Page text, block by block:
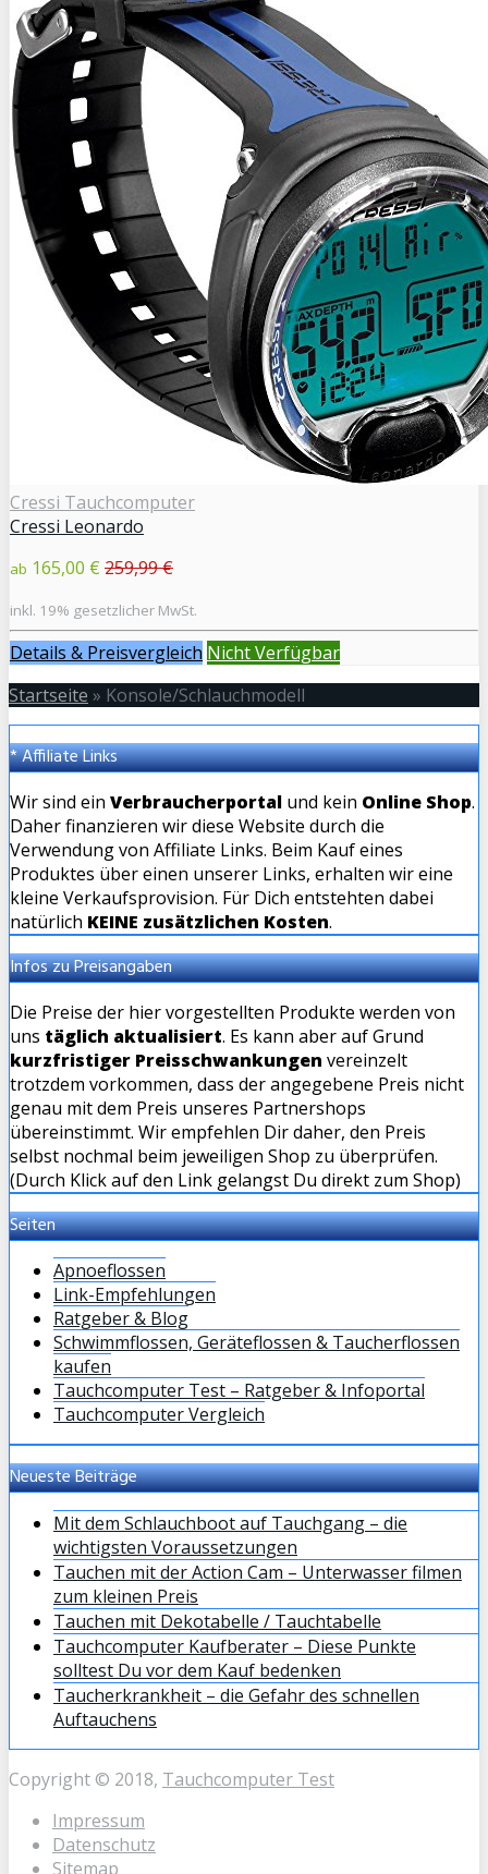
Cressi Tauchcomputer
Cressi Leonardo
ab 165,00 € 259,99 €
inkl. 19% gesetzlicher MwSt.
Details & Preisvergleich Nicht Verfügbar
Startseite » Konsole/Schlauchmodell
* Affiliate Links
Wir sind ein Verbraucherportal und kein Online Shop.
Daher finanzieren wir diese Website durch die
Verwendung von Affiliate Links. Beim Kauf eines
Produktes über einen unserer Links, erhalten wir eine
kleine Verkaufsprovision. Für Dich entstehten dabei
natürlich KEINE zusätzlichen Kosten.
Infos zu Preisangaben
Die Preise der hier vorgestellten Produkte werden von
uns täglich aktualisiert. Es kann aber auf Grund
kurzfristiger Preisschwankungen vereinzelt
trotzdem vorkommen, dass der angegebene Preis nicht
genau mit dem Preis unseres Partnershops
übereinstimmt. Wir empfehlen Dir daher, den Preis
selbst nochmal beim jeweiligen Shop zu überprüfen.
(Durch Klick auf den Link gelangst Du direkt zum Shop)
Seiten
Apnoeflossen
Link-Empfehlungen
Ratgeber & Blog
Schwimmflossen, Geräteflossen & Taucherflossen
kaufen
Tauchcomputer Test – Ratgeber & Infoportal
Tauchcomputer Vergleich
Neueste Beiträge
Mit dem Schlauchboot auf Tauchgang – die
wichtigsten Voraussetzungen
Tauchen mit der Action Cam – Unterwasser filmen
zum kleinen Preis
Tauchen mit Dekotabelle / Tauchtabelle
Tauchcomputer Kaufberater – Diese Punkte
solltest Du vor dem Kauf bedenken
Taucherkrankheit – die Gefahr des schnellen
Auftauchens
Copyright © 2018, Tauchcomputer Test
Impressum
Datenschutz
Sitemap